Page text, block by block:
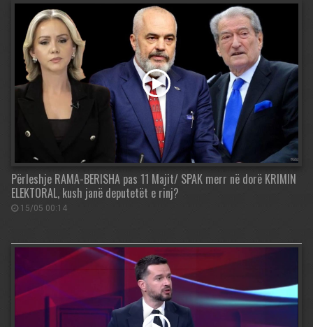
Përleshje RAMA-BERISHA pas 11 Majit/ SPAK merr në dorë KRIMIN
ELEKTORAL, kush janë deputetët e rinj?
15/05 00:14